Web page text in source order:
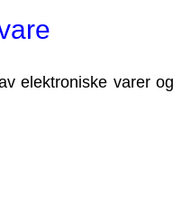
elektroniske varer og